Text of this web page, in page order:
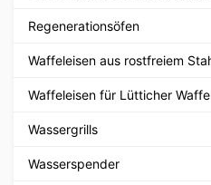
Regenerationsöfen
Waffeleisen aus rostfreiem
Waffeleisen für Lütticher
Wassergrills
Wasserspender